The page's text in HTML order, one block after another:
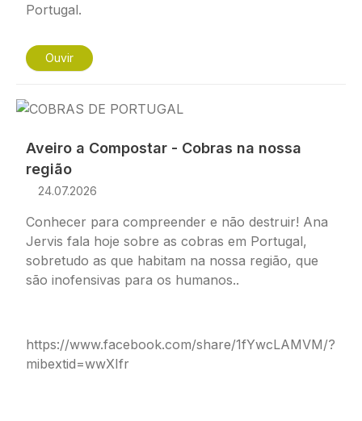
Portugal.
Ouvir
Imagem
Aveiro a Compostar - Cobras na nossa
região
24.07.2026
Conhecer para compreender e não destruir! Ana
Jervis fala hoje sobre as cobras em Portugal,
sobretudo as que habitam na nossa região, que
são inofensivas para os humanos..
https://www.facebook.com/share/1fYwcLAMVM/?
mibextid=wwXIfr